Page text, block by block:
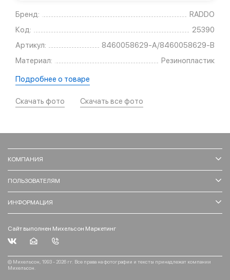
Бренд:
RADDO
Код:
25390
Артикул:
8460058629-А/8460058629-В
Материал:
Резинопластик
Подробнее о товаре
Скачать фото Скачать все фото
КОМПАНИЯ
ПОЛЬЗОВАТЕЛЯМ
ИНФОРМАЦИЯ
Сайт выполнен Михельсон Маркетинг
© Михельсон, 1993 - 2026 гг. Все права на фотографии и тексты принадлежат компании
Михельсон.